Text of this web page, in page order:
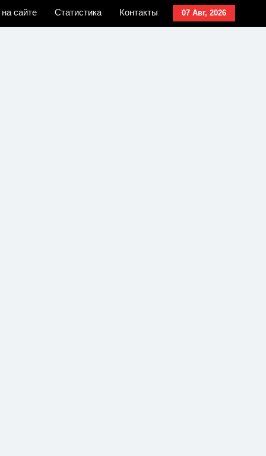
07 Авг, 2026
сайте Статистика Контакты